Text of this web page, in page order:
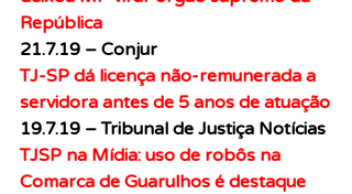
República
21.7.19 – Conjur
TJ-SP dá licença não-remunerada a
servidora antes de 5 anos de atuação
19.7.19 – Tribunal de Justiça Notícias
TJSP na Mídia: uso de robôs na
Comarca de Guarulhos é destaque